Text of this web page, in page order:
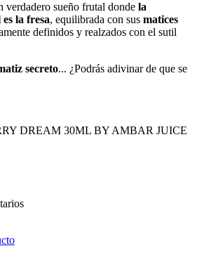
verdadero sueño frutal donde la
la fresa, equilibrada con sus matices
definidos y realzados con el sutil
secreto... ¿Podrás adivinar de que se
DREAM 30ML BY AMBAR JUICE